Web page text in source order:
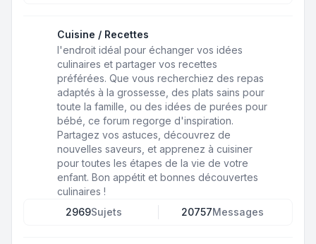
Cuisine / Recettes
l'endroit idéal pour échanger vos idées
culinaires et partager vos recettes
préférées. Que vous recherchiez des repas
adaptés à la grossesse, des plats sains pour
toute la famille, ou des idées de purées pour
bébé, ce forum regorge d'inspiration.
Partagez vos astuces, découvrez de
nouvelles saveurs, et apprenez à cuisiner
pour toutes les étapes de la vie de votre
enfant. Bon appétit et bonnes découvertes
culinaires !
2969Sujets 20757Messages